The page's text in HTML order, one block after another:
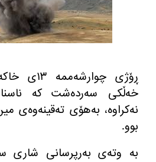
ڕۆژی
خه‌ڵكی سه‌رده‌شت كه
نه‌كراوه‌، به‌هۆی ته‌قینه‌وه‌ی
بوو.
به‌ وته‌ی به‌رپرسانی شاری